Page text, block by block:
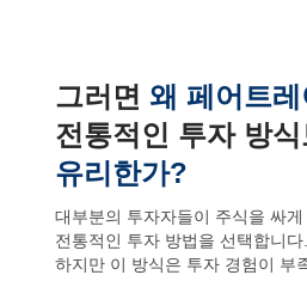
그러면 왜 페어트레
전통적인 투자 방
유리한가?
대부분의 투자자들이 주식을 싸
전통적인 투자 방법을 선택합니다.
하지만 이 방식은 투자 경험이 부